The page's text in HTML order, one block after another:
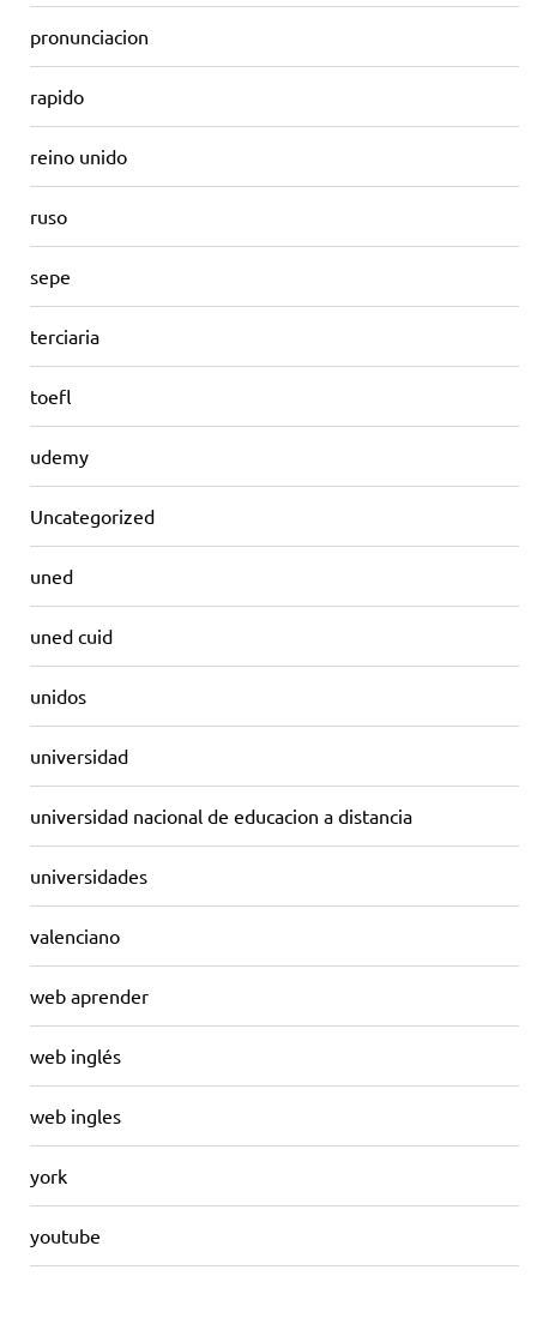
pronunciacion
rapido
reino unido
ruso
sepe
terciaria
toefl
udemy
Uncategorized
uned
uned cuid
unidos
universidad
universidad nacional de educacion a distancia
universidades
valenciano
web aprender
web inglés
web ingles
york
youtube